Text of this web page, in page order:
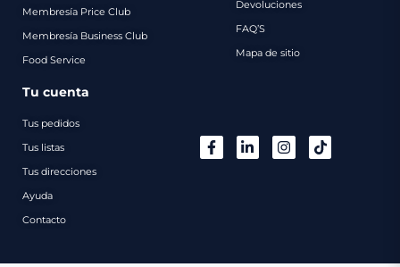
Membresía Price Club
Membresía Business Club
Food Service
Devoluciones
FAQ’S
Mapa de sitio
Tu cuenta
Tus pedidos
Tus listas
Tus direcciones
Ayuda
Contacto